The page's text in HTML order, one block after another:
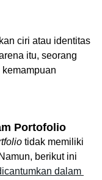
ciri atau identitas
itu, seorang
Portofolio
berikut ini
dalam